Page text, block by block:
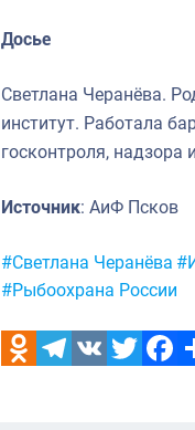
Досье
Светлана Черанёва.
институт. Работала
госконтроля,
Источник: АиФ Псков
Метки:
#Светлана Черанёва
#Рыбоохрана России